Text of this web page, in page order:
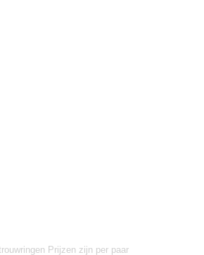
Prijzen zijn per paar